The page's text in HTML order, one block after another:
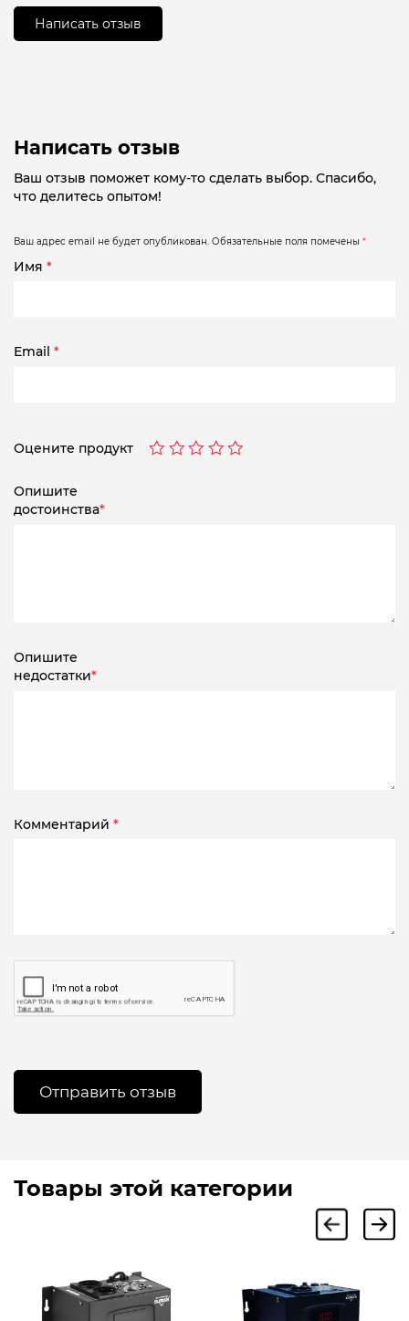
Написать отзыв
Написать отзыв
Ваш отзыв поможет кому-то сделать выбор. Спасибо,
что делитесь опытом!
Ваш адрес email не будет опубликован. Обязательные поля помечены *
Имя *
Email *
Оцените продукт
Опишите
достоинства*
Опишите
недостатки*
Комментарий *
Товары этой категории